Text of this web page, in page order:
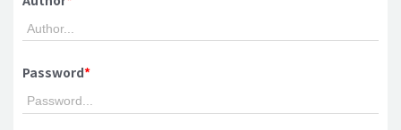
病院紹介
安全整形
ご相談のお問い合わせ
Password*